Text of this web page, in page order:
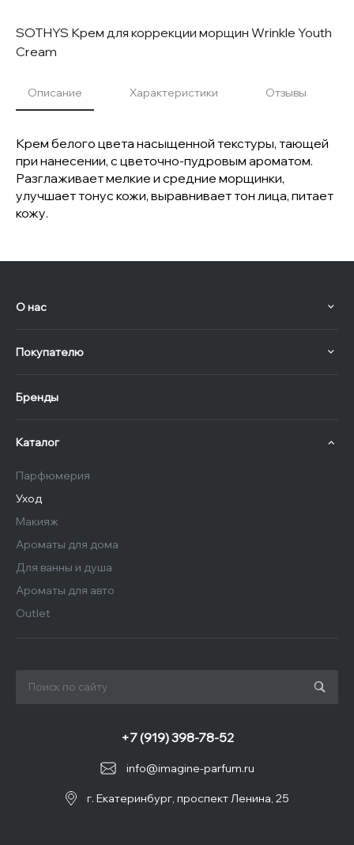
SOTHYS Крем для коррекции морщин Wrinkle Youth
Cream
Описание Характеристики Отзывы
Крем белого цвета насыщенной текстуры, тающей
при нанесении, с цветочно-пудровым ароматом.
Разглаживает мелкие и средние морщинки,
улучшает тонус кожи, выравнивает тон лица, питает
кожу.
О нас
Покупателю
Бренды
Каталог
Парфюмерия
Уход
Макияж
Ароматы для дома
Для ванны и душа
Ароматы для авто
Outlet
info@imagine-parfum.ru
+7 (919) 398-78-52
г. Екатеринбург, проспект Ленина, 25